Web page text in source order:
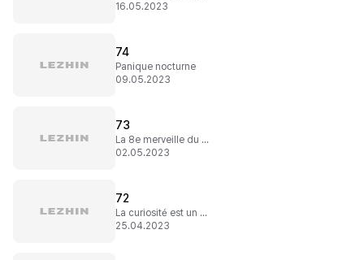
16.05.2023
74
Panique nocturne
09.05.2023
73
La 8e merveille du monde
02.05.2023
72
La curiosité est un vilain défaut
25.04.2023